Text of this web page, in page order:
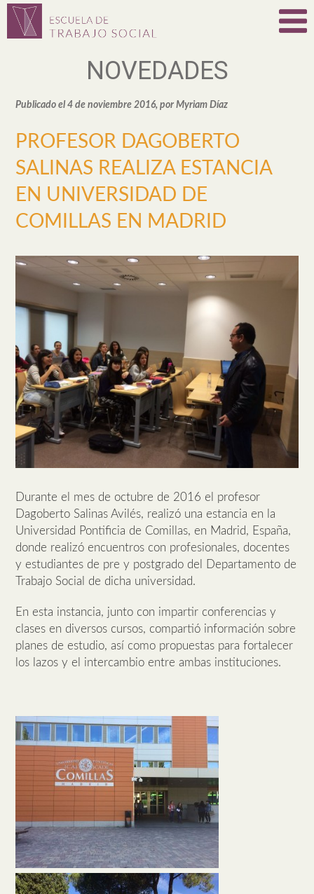
NOVEDADES
Publicado el 4 de noviembre 2016, por Myriam Díaz
PROFESOR DAGOBERTO
SALINAS REALIZA ESTANCIA
EN UNIVERSIDAD DE
COMILLAS EN MADRID
Durante el mes de octubre de 2016 el profesor
Dagoberto Salinas Avilés, realizó una estancia en la
Universidad Pontificia de Comillas, en Madrid, España,
donde realizó encuentros con profesionales, docentes
y estudiantes de pre y postgrado del Departamento de
Trabajo Social de dicha universidad.
En esta instancia, junto con impartir conferencias y
clases en diversos cursos, compartió información sobre
planes de estudio, así como propuestas para fortalecer
los lazos y el intercambio entre ambas instituciones.